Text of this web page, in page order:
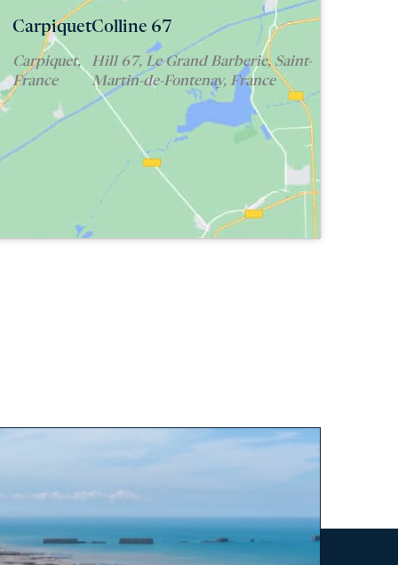
Carpiquet
Carpiquet,
France
Colline 67
Hill 67, Le Grand Barberie, Saint-
Martin-de-Fontenay, France